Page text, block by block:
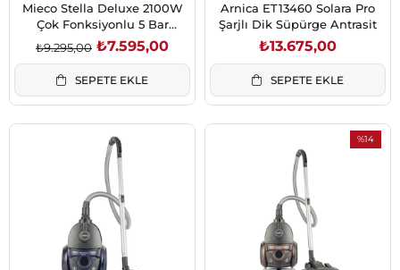
Mieco Stella Deluxe 2100W
Çok Fonksiyonlu 5 Bar
Buharlı Temizleyici
₺7.595,00
₺9.295,00
SEPETE EKLE
Arnica ET13460 Solara Pro
Şarjlı Dik Süpürge Antrasit
₺13.675,00
SEPETE EKLE
%14